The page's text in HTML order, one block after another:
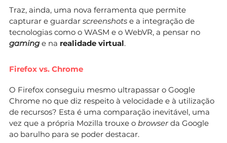
Traz, ainda, uma nova ferramenta que permite
capturar e guardar screenshots e a integração de
tecnologias como o WASM e o WebVR, a pensar no
gaminge na realidade virtual.
Firefox vs. Chrome
O Firefox conseguiu mesmo ultrapassar o Google
Chrome no que diz respeito à velocidade e à utilização
de recursos? Esta é uma comparação inevitável, uma
vez que a própria Mozilla trouxe o browserda Google
ao barulho para se poder destacar.